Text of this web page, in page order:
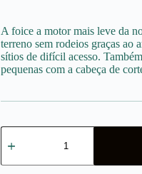
A foice a motor mais leve da
terreno sem rodeios graças ao
sítios de difícil acesso.
pequenas com a cabeça de
Quantidade
de
40